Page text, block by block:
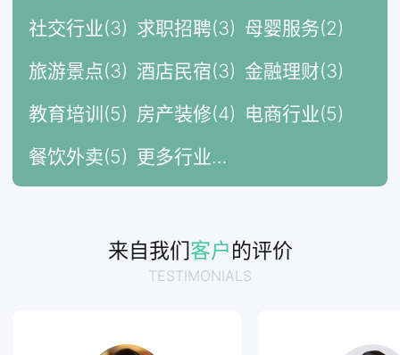
社交行业(3) 求职招聘(3) 母婴服务(2)
旅游景点(3) 酒店民宿(3) 金融理财(3)
教育培训(5) 房产装修(4) 电商行业(5)
餐饮外卖(5) 更多行业…
来自我们客户的评价
TESTIMONIALS